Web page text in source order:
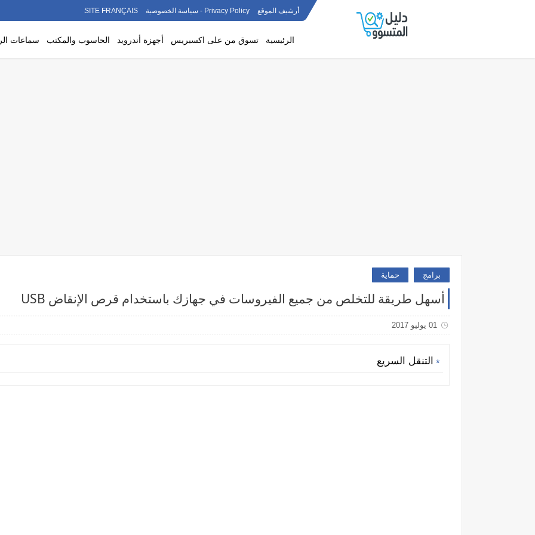
أرشيف الموقع Privacy Policy - سياسة الخصوصية SITE FRANÇAIS
الرئيسية تسوق من على اكسبريس أجهزة أندرويد الحاسوب والمكتب سماعات
برامج حماية
أسهل طريقة للتخلص من جميع الفيروسات في جهازك باستخدام قرص الإنقاض USB
01 يوليو 2017
التنقل السريع